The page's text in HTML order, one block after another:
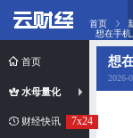
首页
水母量化
财经快讯 7x24
首页
想在手
想